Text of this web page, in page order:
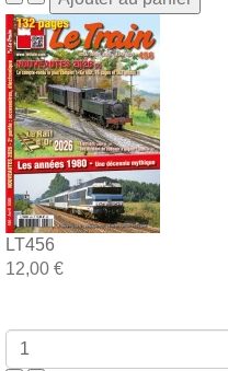
LT456
12,00 €